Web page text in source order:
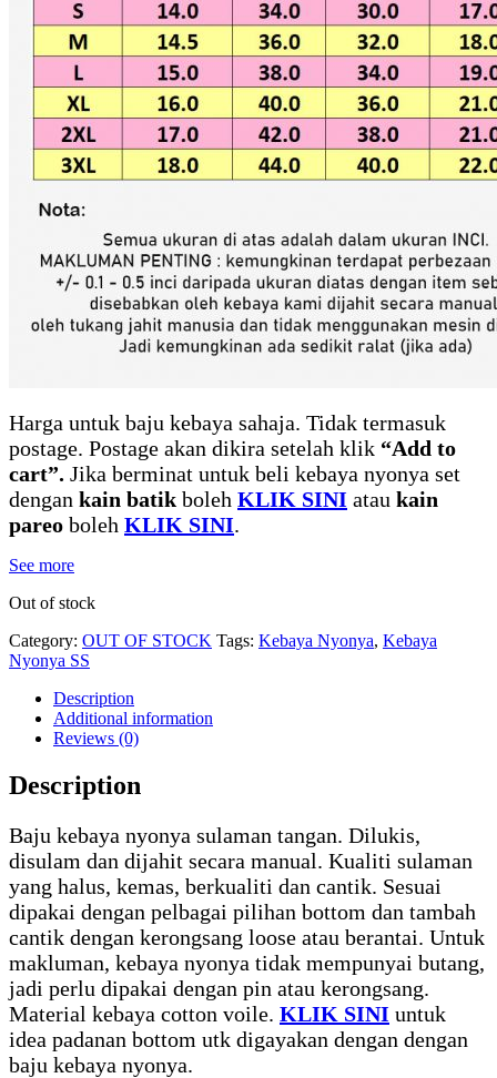
Harga untuk baju kebaya sahaja. Tidak termasuk
postage. Postage akan dikira setelah klik “Add to
cart”. Jika berminat untuk beli kebaya nyonya set
dengan kain batik boleh KLIK SINI atau kain
pareo boleh KLIK SINI.
See more
Out of stock
Category: OUT OF STOCK Tags: Kebaya Nyonya, Kebaya
Nyonya SS
Description
Additional information
Reviews (0)
Description
Baju kebaya nyonya sulaman tangan. Dilukis,
disulam dan dijahit secara manual. Kualiti sulaman
yang halus, kemas, berkualiti dan cantik. Sesuai
dipakai dengan pelbagai pilihan bottom dan tambah
cantik dengan kerongsang loose atau berantai. Untuk
makluman, kebaya nyonya tidak mempunyai butang,
jadi perlu dipakai dengan pin atau kerongsang.
Material kebaya cotton voile. KLIK SINI untuk
idea padanan bottom utk digayakan dengan dengan
baju kebaya nyonya.